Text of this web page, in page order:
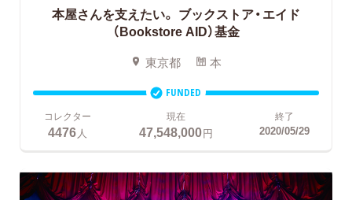
本屋さんを支えたい。 ブックストア・エイド
（Bookstore AID）基金
東京都 本
FUNDED
コレクター
4476人
現在
47,548,000円
終了
2020/05/29